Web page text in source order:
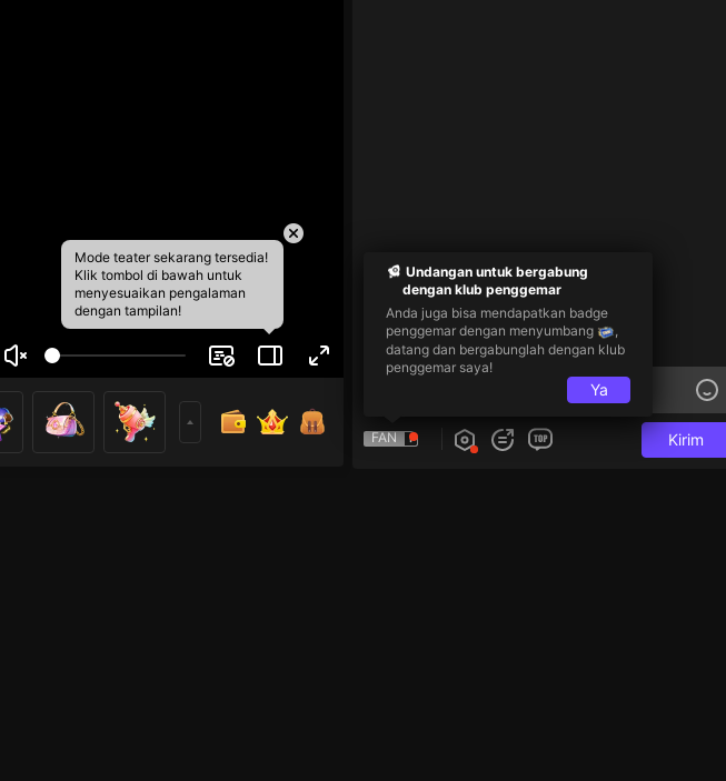
Mode teater sekarang tersedia!
Klik tombol di bawah untuk
menyesuaikan pengalaman
dengan tampilan!
FAN Kirim
Undangan untuk bergabung
dengan klub penggemar
Anda juga bisa mendapatkan badge
penggemar dengan menyumbang
,
datang dan bergabunglah dengan klub
penggemar saya!
Ya